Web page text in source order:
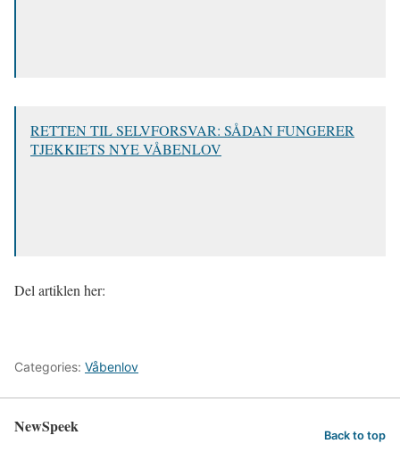
RETTEN TIL SELVFORSVAR: SÅDAN FUNGERER
TJEKKIETS NYE VÅBENLOV
Del artiklen her:
Categories: Våbenlov
NewSpeek Back to top